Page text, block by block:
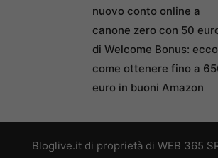
nuovo conto online a
canone zero con 50
di Welcome Bonus: ecco
come ottenere fino a
euro in buoni Amazon
Bloglive.it di proprietà di WEB 365